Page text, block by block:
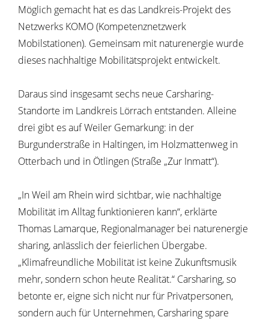
Möglich gemacht hat es das Landkreis-Projekt des
Netzwerks KOMO (Kompetenznetzwerk
Mobilstationen). Gemeinsam mit naturenergie wurde
dieses nachhaltige Mobilitätsprojekt entwickelt.
Daraus sind insgesamt sechs neue Carsharing-
Standorte im Landkreis Lörrach entstanden. Alleine
drei gibt es auf Weiler Gemarkung: in der
Burgunderstraße in Haltingen, im Holzmattenweg in
Otterbach und in Ötlingen (Straße „Zur Inmatt“).
„In Weil am Rhein wird sichtbar, wie nachhaltige
Mobilität im Alltag funktionieren kann“, erklärte
Thomas Lamarque, Regionalmanager bei naturenergie
sharing, anlässlich der feierlichen Übergabe.
„Klimafreundliche Mobilität ist keine Zukunftsmusik
mehr, sondern schon heute Realität.“ Carsharing, so
betonte er, eigne sich nicht nur für Privatpersonen,
sondern auch für Unternehmen, Carsharing spare